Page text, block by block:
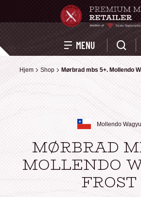
MENU
Hjem Shop Mørbrad mbs 5+. Mollendo
Hjem Shop Mørbrad mbs 5+. Mollendo
Mollendo Wagyu
MØRBRAD
MOLLENDO
FROST